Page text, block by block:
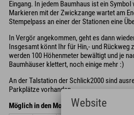
Eingang. In jedem Baumhaus ist ein
Markieren mit der Zwickzange wartet am
Stempelpass an einer der Stationen eine
In Vergör angekommen, geht es dann
Insgesamt könnt Ihr für Hin,- und Rückweg
werden 100 Höhenmeter bewältigt und je
Baumhäuser klettert, noch einige mehr :)
An der Talstation der Schlick2000 sind
Parkplätze vorhanden.
Möglich in den MonatenWebsite